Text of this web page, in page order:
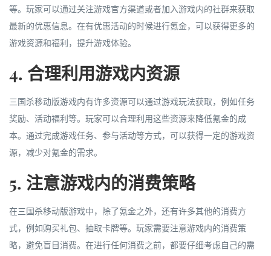
等。玩家可以通过关注游戏官方渠道或者加入游戏内的社群来获取
最新的优惠信息。在有优惠活动的时候进行氪金，可以获得更多的
游戏资源和福利，提升游戏体验。
4. 合理利用游戏内资源
三国杀移动版游戏内有许多资源可以通过游戏玩法获取，例如任务
奖励、活动福利等。玩家可以合理利用这些资源来降低氪金的成
本。通过完成游戏任务、参与活动等方式，可以获得一定的游戏资
源，减少对氪金的需求。
5. 注意游戏内的消费策略
在三国杀移动版游戏中，除了氪金之外，还有许多其他的消费方
式，例如购买礼包、抽取卡牌等。玩家需要注意游戏内的消费策
略，避免盲目消费。在进行任何消费之前，都要仔细考虑自己的需